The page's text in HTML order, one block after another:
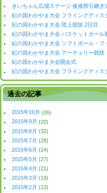
きいちゃん広場ステージ 後催県引継ぎ
紀の国わかやま大会 フライングディス
紀の国わかやま大会 陸上競技 2日目
紀の国わかやま大会 バスケットボール
紀の国わかやま大会 ソフトボール・
紀の国わかやま大会 アーチェリー競技
紀の国わかやま大会開会式
紀の国わかやま大会 フライングディス
過去の記事
2015年10月 (26)
2015年9月 (20)
2015年8月 (32)
2015年7月 (28)
2015年6月 (24)
2015年5月 (27)
2015年4月 (21)
2015年3月 (19)
2015年2月 (13)